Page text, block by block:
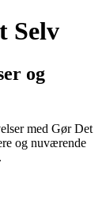
Selv
og
med Gør Det
og nuværende